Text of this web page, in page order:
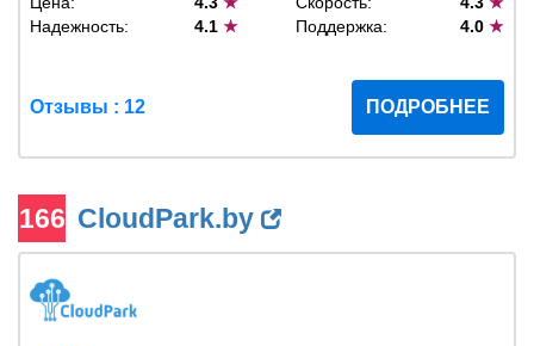
Надежность:
4.1★ Поддержка: 4.0 ★
Отзывы : 12 ПОДРОБНЕЕ
166 CloudPark.by